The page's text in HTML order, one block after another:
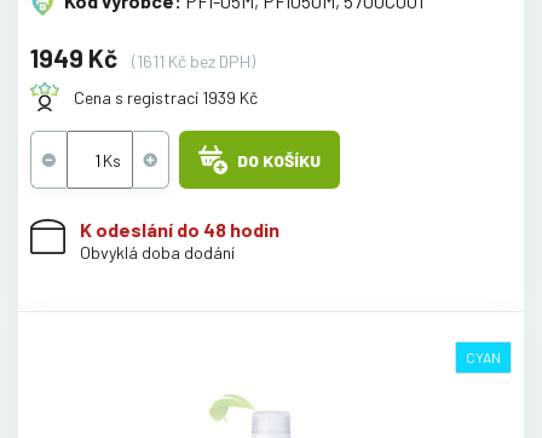
1949 Kč
(1611 Kč bez DPH)
Cena s registrací 1939 Kč
DO KOŠÍKU
K odeslání do 48 hodin
Obvyklá doba dodání
CYAN